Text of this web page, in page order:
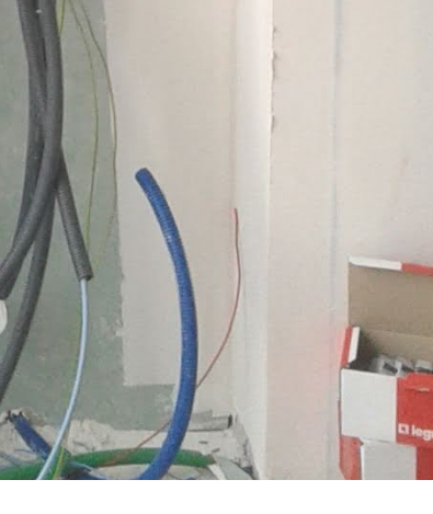
Support & Légal
Contactez-nous
Conditions générales
Charte du bon voisin